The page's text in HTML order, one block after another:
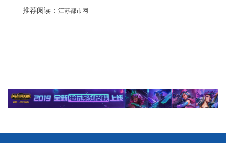
推荐阅读： 江苏都市网